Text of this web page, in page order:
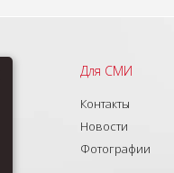
Для СМИ
Контакты
Новости
Фотографии